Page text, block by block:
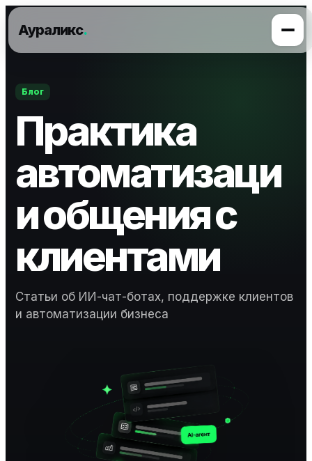
Аураликс.
Блог
Практика
автоматизаци
и общения с
клиентами
Статьи об ИИ-чат-ботах, поддержке клиентов
и автоматизации бизнеса